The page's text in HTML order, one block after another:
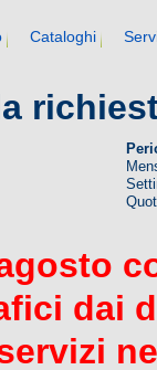
Cataloghi
dai